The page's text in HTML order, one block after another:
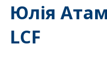
Юлія
LCF